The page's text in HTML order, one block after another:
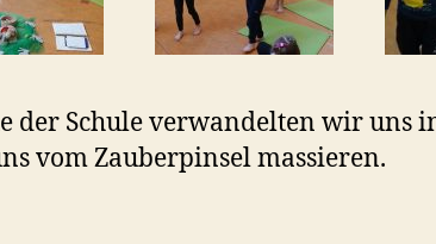
der Schule verwandelten wir uns
vom Zauberpinsel massieren.